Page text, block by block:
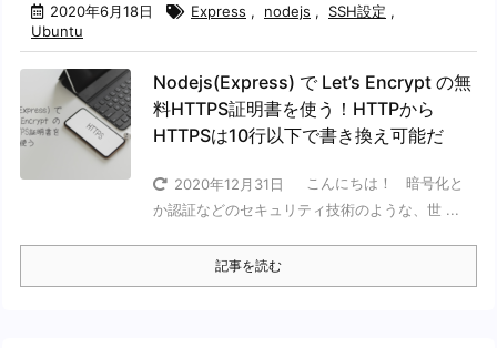
2020年6月18日 Express , nodejs , SSH設定 ,
Ubuntu
Nodejs(Express) で Let’s Encrypt の無
料HTTPS証明書を使う！HTTPから
HTTPSは10行以下で書き換え可能だ
2020年12月31日
こんにちは！ 暗号化と
か認証などのセキュリティ技術のような、世 ...
記事を読む